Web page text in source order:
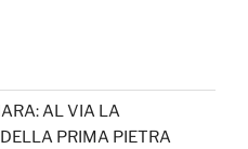
AL VIA LA
PRIMA PIETRA